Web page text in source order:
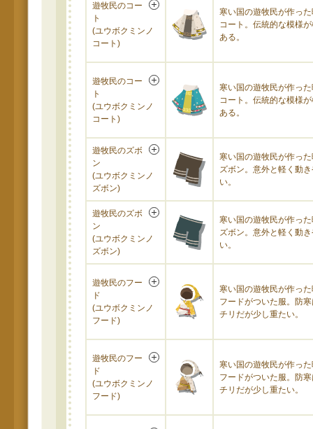
遊牧民のコー
ト
(ユウボクミンノ
コート)
寒い国の遊牧民が作っ
コート。伝統的な模様
ある。
遊牧民のコー
ト
(ユウボクミンノ
コート)
寒い国の遊牧民が作っ
コート。伝統的な模様
ある。
遊牧民のズボ
ン
(ユウボクミンノ
ズボン)
寒い国の遊牧民が作っ
ズボン。意外と軽く動
い。
遊牧民のズボ
ン
(ユウボクミンノ
ズボン)
寒い国の遊牧民が作っ
ズボン。意外と軽く動
い。
遊牧民のフー
ド
(ユウボクミンノ
フード)
寒い国の遊牧民が作っ
フードがついた服。防
チリだが少し重たい。
遊牧民のフー
ド
(ユウボクミンノ
フード)
寒い国の遊牧民が作っ
フードがついた服。防
チリだが少し重たい。